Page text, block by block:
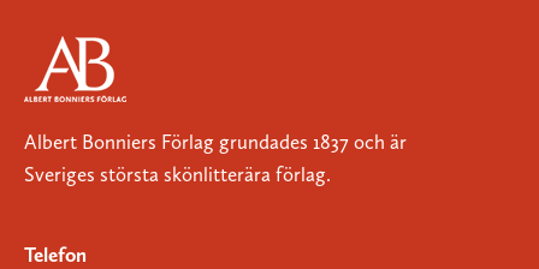
Albert Bonniers Förlag grundades 1837 och är
Sveriges största skönlitterära förlag.
Telefon